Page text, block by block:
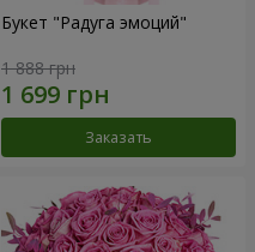
Букет "Радуга эмоций"
1 888 грн
Заказать